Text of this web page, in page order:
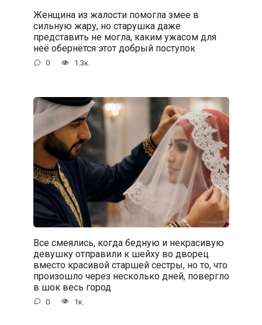
Женщина из жалости помогла змее в
сильную жару, но старушка даже
представить не могла, каким ужасом для
неё обернётся этот добрый поступок
0 1.3к.
Все смеялись, когда бедную и некрасивую
девушку отправили к шейху во дворец
вместо красивой старшей сестры, но то, что
произошло через несколько дней, повергло
в шок весь город
0 1к.